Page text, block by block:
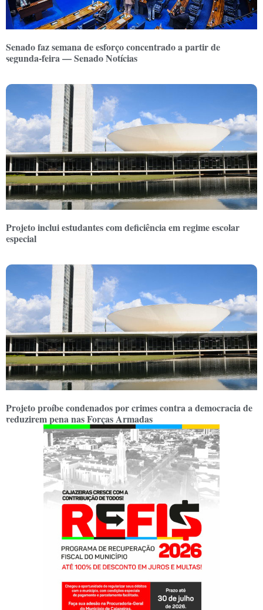
Senado faz semana de esforço concentrado a partir de
segunda-feira — Senado Notícias
Projeto inclui estudantes com deficiência em regime escolar
especial
Projeto proíbe condenados por crimes contra a democracia de
reduzirem pena nas Forças Armadas